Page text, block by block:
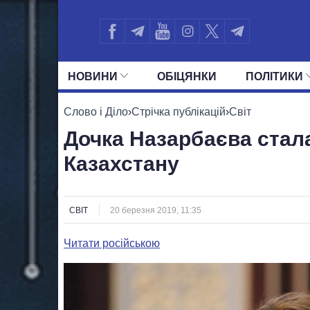
НОВИНИ ОБIЦЯНКИ ПОЛIТИКИ
УСІ ПОЛІТИКИ ПРЕЗИДЕНТ І ОФІС
Слово і Діло›Стрічка публікацій›Світ
Дочка Назарбаєва
Казахстану
СВІТ 20 березня 2019, 11:35
Читати російською